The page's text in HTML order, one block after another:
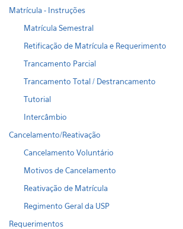
Matrícula - Instruções
Matrícula Semestral
Retificação de Matrícula e Requerimento
Trancamento Parcial
Trancamento Total / Destrancamento
Tutorial
Intercâmbio
Cancelamento/Reativação
Cancelamento Voluntário
Motivos de Cancelamento
Reativação de Matrícula
Regimento Geral da USP
Requerimentos